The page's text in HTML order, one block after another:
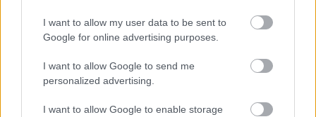
I want to allow my user data to be sent to
Google for online advertising purposes.
I want to allow Google to send me
personalized advertising.
I want to allow Google to enable storage
Hódmezővásárhely jó hírű református
iskoláját